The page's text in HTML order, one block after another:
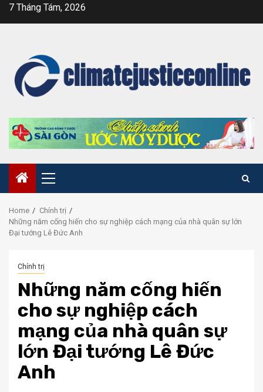
Skip7 Tháng Tám, 2026
Primary
Menu
Home
Chính trị
Những năm cống hiến cho sự nghiệp cách mạng của nhà quân sự lớn
Đại tướng Lê Đức Anh
Chính trị
Những năm cống hiến
cho sự nghiệp cách
mạng của nhà quân sự
lớn Đại tướng Lê Đức
Anh